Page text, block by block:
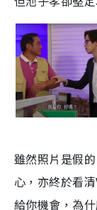
雖然照片是假
心，亦終於看清
給你機會，為